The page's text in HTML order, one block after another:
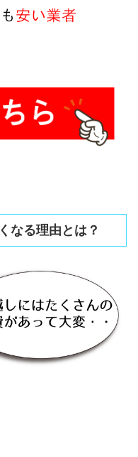
なる理由とは？